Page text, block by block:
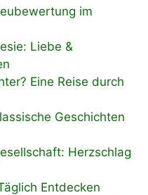
im
Liebe &
Eine Reise durch
Geschichten
Herzschlag
Entdecken